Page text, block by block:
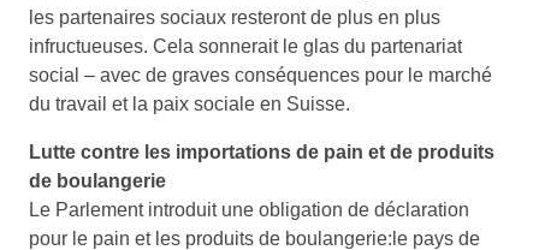
les partenaires sociaux resteront de plus en plus
infructueuses. Cela sonnerait le glas du partenariat
social – avec de graves conséquences pour le marché
du travail et la paix sociale en Suisse.
Lutte contre les importations de pain et de produits
de boulangerie
Le Parlement introduit une obligation de déclaration
pour le pain et les produits de boulangerie: le pays de